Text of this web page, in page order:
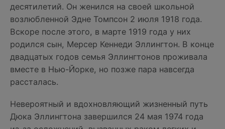
десятилетий. Он женился на своей школьной
возлюбленной Эдне Томпсон 2 июля 1918 года.
Вскоре после этого, в марте 1919 года у них
родился сын, Мерсер Кеннеди Эллингтон. В конце
двадцатых годов семья Эллингтонов проживала
вместе в Нью-Йорке, но позже пара навсегда
рассталась.
Невероятный и вдохновляющий жизненный путь
Дюка Эллингтона завершился 24 мая 1974 года